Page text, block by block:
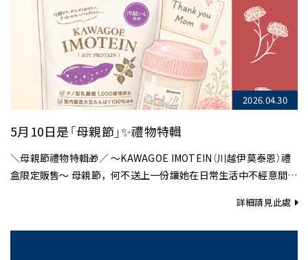
2026.04.30
5月10日是「母親節」✨禮物特輯
＼母親節禮物特輯🎁／ 〜KAWAGOE IMOTEIN（川越伊莫泰恩）禮
盒限定販售〜 母親節，何不送上一份讓她在日常生活中不經意間感
詳細請見此處